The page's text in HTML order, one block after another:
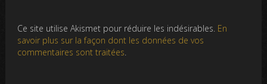
Ce site utilise Akismet pour réduire les indésirables. En
savoir plus sur la façon dont les données de vos
commentaires sont traitées.